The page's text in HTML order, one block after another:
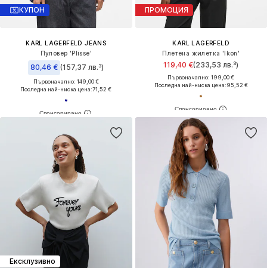
КУПОН
KARL LAGERFELD JEANS
Пуловер 'Plisse'
80,46 € (157,37 лв.³)
Първоначално: 149,00 €
Последна най-ниска цена:71,52 €
ПРОМОЦИЯ
KARL LAGERFELD
Плетена жилетка 'Ikon'
119,40 €(233,53 лв.³)
Първоначално: 199,00 €
Последна най-ниска цена:95,52 €
Ексклузивно